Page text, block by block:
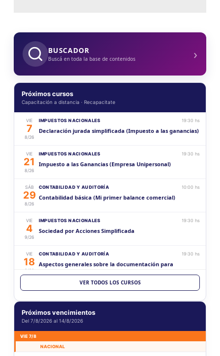
BUSCADOR
Buscá en toda la base de contenidos ›
Próximos cursos
Capacitación a distancia · Recapacitate
VIE
7
8/26
IMPUESTOS NACIONALES 19:30 hs
Declaración jurada simplificada (Impuesto a las ganancias)
VIE
21
8/26
IMPUESTOS NACIONALES 19:30 hs
Impuesto a las Ganancias (Empresa Unipersonal)
SÁB
29
8/26
CONTABILIDAD Y AUDITORÍA 10:00 hs
Contabilidad básica (Mi primer balance comercial)
VIE
4
9/26
IMPUESTOS NACIONALES 19:30 hs
Sociedad por Acciones Simplificada
VIE
18
9/26
CONTABILIDAD Y AUDITORÍA 19:30 hs
Aspectos generales sobre la documentación para
sociedades
SÁB
19
9/26
CONTABILIDAD Y AUDITORÍA 10:00 hs
Contabilidad intermedia (Mi primer balance comercial)
2
10/26
VER TODOS LOS CURSOS
Próximos vencimientos
Del 7/8/2026 al 14/8/2026
VIE 7/8
NACIONAL